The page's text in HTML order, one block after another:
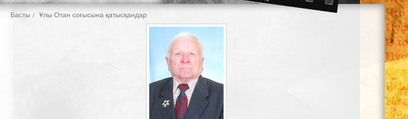
Басты Ұлы Отан соғысына қатысқандар